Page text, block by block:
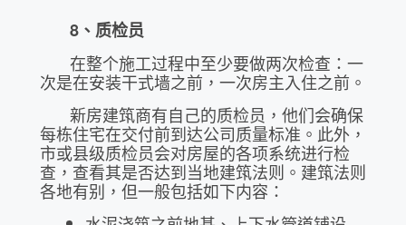
8、质检员
在整个施工过程中至少要做两次检查：一
次是在安装干式墙之前，一次房主入住之前。
新房建筑商有自己的质检员，他们会确保
每栋住宅在交付前到达公司质量标准。此外，
市或县级质检员会对房屋的各项系统进行检
查，查看其是否达到当地建筑法则。建筑法则
各地有别，但一般包括如下内容：